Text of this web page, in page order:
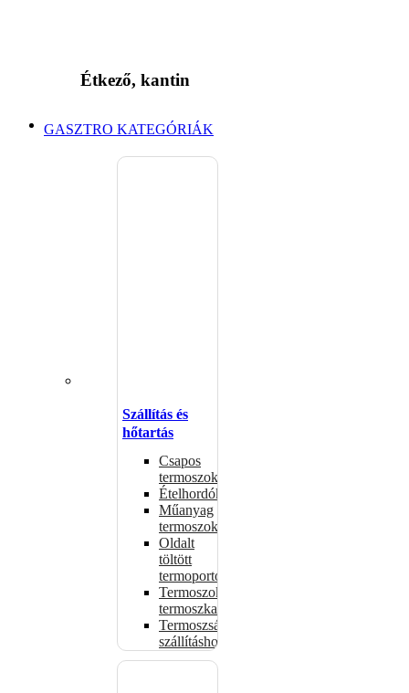
Étkező, kantin
GASZTRO KATEGÓRIÁK
Szállítás és
hőtartás
Csapos
termoszok
Ételhordók
Műanyag
termoszok
Oldalt
töltött
termoportok
Termoszok,
termoszkannák
Termoszsákok
szállításhoz